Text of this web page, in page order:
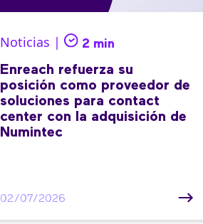
Noticias | 2 min
Enreach refuerza su
posición como proveedor de
soluciones para contact
center con la adquisición de
Numintec
02/07/2026